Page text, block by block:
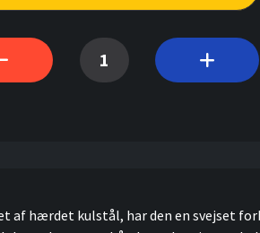
hærdet kulstål, har den en svejset